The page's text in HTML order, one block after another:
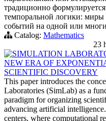
традиционно
темпоральной логики: миры
событий на одной или
Catalog: Mathematics
23
SIMULATION
NEW ERA OF
SCIENTIFIC DISCOVERY
This paper introduces the
Laboratories (SimLab) as a
paradigm for organizing
advancing artificial
centers, where computational